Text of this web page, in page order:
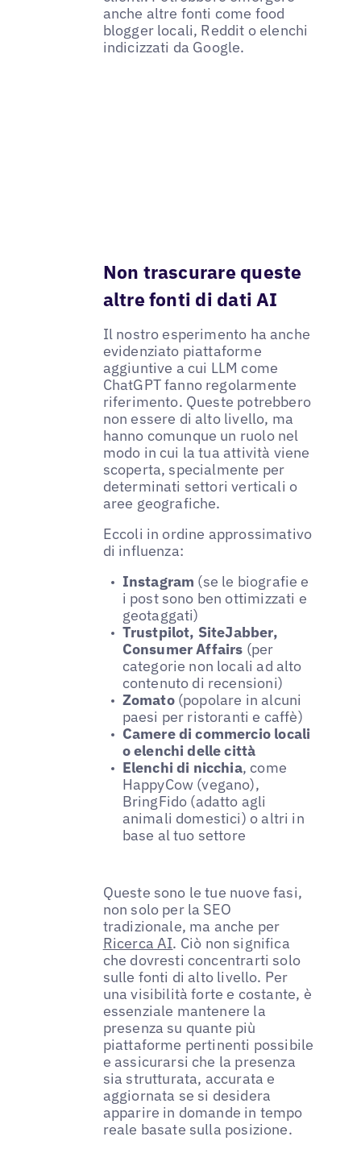
anche altre fonti come food
blogger locali, Reddit o elenchi
indicizzati da Google.
Non trascurare queste
altre fonti di dati AI
Il nostro esperimento ha anche
evidenziato piattaforme
aggiuntive a cui LLM come
ChatGPT fanno regolarmente
riferimento. Queste potrebbero
non essere di alto livello, ma
hanno comunque un ruolo nel
modo in cui la tua attività viene
scoperta, specialmente per
determinati settori verticali o
aree geografiche.
Eccoli in ordine approssimativo
di influenza:
Instagram (se le biografie e
i post sono ben ottimizzati e
geotaggati)
Trustpilot, SiteJabber,
Consumer Affairs (per
categorie non locali ad alto
contenuto di recensioni)
Zomato(popolare in alcuni
paesi per ristoranti e caffè)
Camere di commercio locali
o elenchi delle città
Elenchi di nicchia, come
HappyCow (vegano),
BringFido (adatto agli
animali domestici) o altri in
base al tuo settore
Queste sono le tue nuove fasi,
non solo per la SEO
tradizionale, ma anche per
Ricerca AI. Ciò non significa
che dovresti concentrarti solo
sulle fonti di alto livello. Per
una visibilità forte e costante, è
essenziale mantenere la
presenza su quante più
piattaforme pertinenti possibile
e assicurarsi che la presenza
sia strutturata, accurata e
aggiornata se si desidera
apparire in domande in tempo
reale basate sulla posizione.